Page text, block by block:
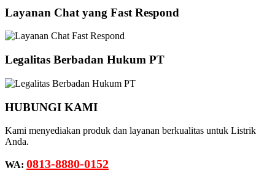
Layanan Chat yang Fast Respond
Legalitas Berbadan Hukum PT
HUBUNGI KAMI
Kami menyediakan produk dan layanan berkualitas untuk Listrik
Anda.
WA: 0813-8880-0152